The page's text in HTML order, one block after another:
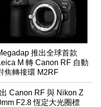
推出全球首款
M 轉 Canon RF 自動
焦轉接環 M2RF
Canon RF 與 Nikon Z
F2.8 恆定大光圈標